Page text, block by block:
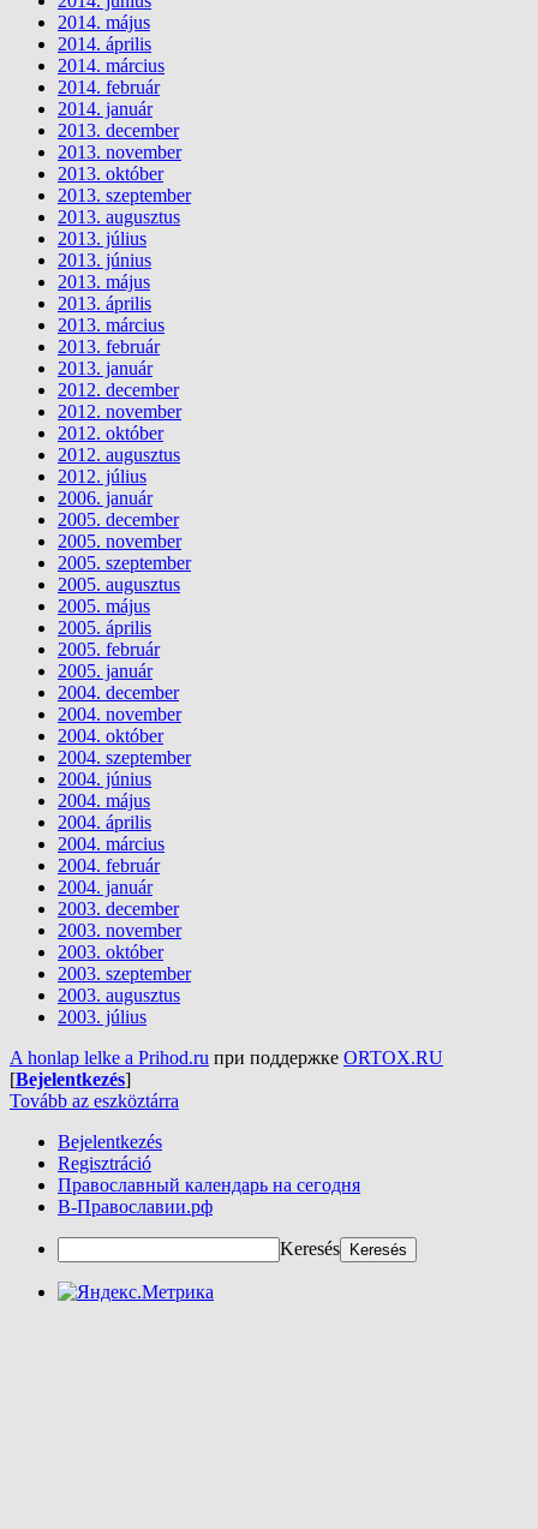
2014. május
2014. április
2014. március
2014. február
2014. január
2013. december
2013. november
2013. október
2013. szeptember
2013. augusztus
2013. július
2013. június
2013. május
2013. április
2013. március
2013. február
2013. január
2012. december
2012. november
2012. október
2012. augusztus
2012. július
2006. január
2005. december
2005. november
2005. szeptember
2005. augusztus
2005. május
2005. április
2005. február
2005. január
2004. december
2004. november
2004. október
2004. szeptember
2004. június
2004. május
2004. április
2004. március
2004. február
2004. január
2003. december
2003. november
2003. október
2003. szeptember
2003. augusztus
2003. július
A honlap lelke a Prihod.ru при поддержке ORTOX.RU
[Bejelentkezés]
Tovább az eszköztárra
Bejelentkezés
Regisztráció
Православный календарь на сегодня
В-Православии.рф
Keresés